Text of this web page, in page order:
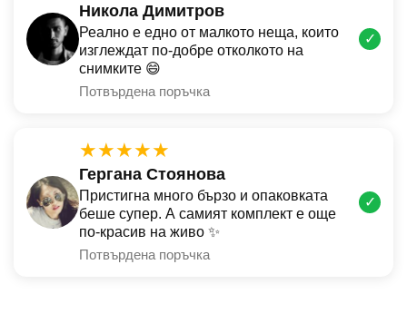
Никола Димитров
Реално е едно от малкото неща, които
изглеждат по-добре отколкото на
снимките 😄
Потвърдена поръчка
✓
★★★★★
Гергана Стоянова
Пристигна много бързо и опаковката
беше супер. А самият комплект е още
по-красив на живо ✨
Потвърдена поръчка
✓